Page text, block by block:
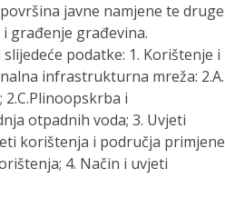
javne namjene te druge
građenje građevina.
podatke: 1. Korištenje i
infrastrukturna mreža: 2.A.
i
otpadnih voda; 3. Uvjeti
korištenja i područja primjene
4. Način i uvjeti